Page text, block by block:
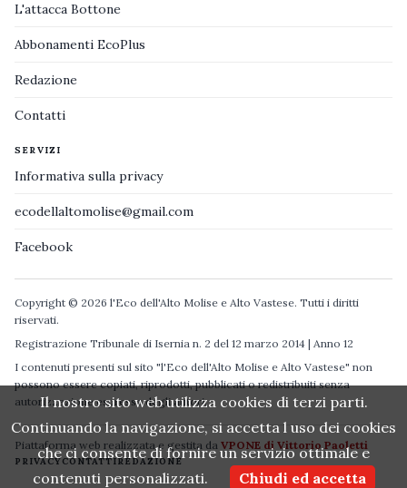
L'attacca Bottone
Abbonamenti EcoPlus
Redazione
Contatti
SERVIZI
Informativa sulla privacy
ecodellaltomolise@gmail.com
Facebook
Copyright © 2026 l'Eco dell'Alto Molise e Alto Vastese. Tutti i diritti
riservati.
Registrazione Tribunale di Isernia n. 2 del 12 marzo 2014 | Anno 12
I contenuti presenti sul sito "l'Eco dell'Alto Molise e Alto Vastese" non
possono essere copiati, riprodotti, pubblicati o redistribuiti senza
autorizzazione espressa degli autori.
Piattaforma web realizzata e gestita da VPONE di Vittorio Paoletti
PRIVACYCONTATTIREDAZIONE
Il nostro sito web utilizza cookies di terzi parti.
Continuando la navigazione, si accetta l uso dei cookies
che ci consente di fornire un servizio ottimale e
contenuti personalizzati.
Chiudi ed accetta